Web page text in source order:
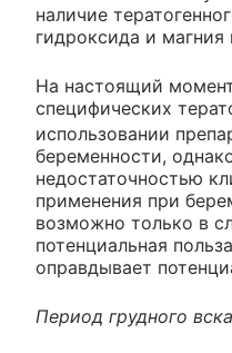
наличие
гидроксида и магния
На настоящий
специфических
использовании
беременности,
недостаточностью
применения при
возможно только в
потенциальная
оправдывает
Период грудного